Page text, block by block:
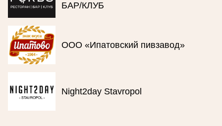
БАР/КЛУБ
ООО «Ипатовский пивзавод»
Night2day Stavropol